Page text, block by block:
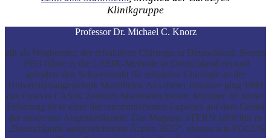
Klinikgruppe
Professor Dr. Michael C. Knorz
gilt als Wegbereiter der refraktiven Chirurgie in Deutschland. Bereits
1993 führte er die LASIK-Methode in Deutschland ein und
gründete den Schwerpunkt für refraktive Chirurgie an der
Universitätsaugenklinik Mannheim. Aus dieser Initiative ging 1999
das FreeVis LASIK Zentrum Mannheim hervor. Mit über 30 Jahren
Erfahrung ist er einer der renommiertesten Experten auf dem Gebiet
der modernen Augenheilkunde. Das Magazin STERN zählt ihn zu
„Deutschlands ausgezeichneten Ärzten 2025“, ebenso wie FOCUS